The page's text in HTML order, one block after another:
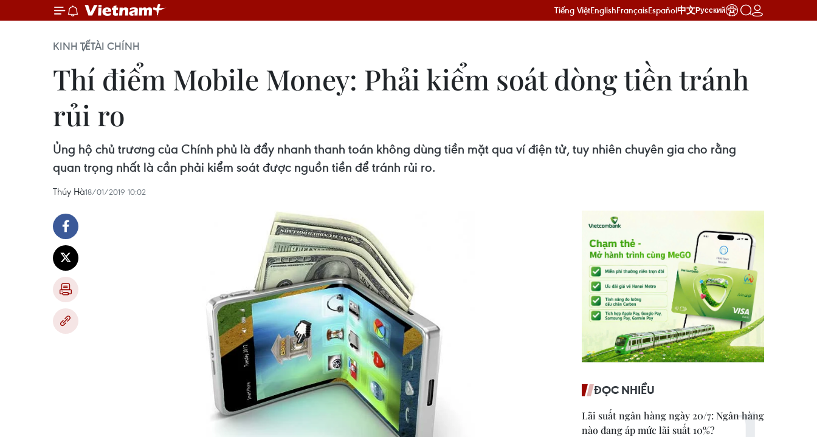
Tiếng ViệtEnglishFrançaisEspañol中文Русский
KINH TẾTÀI CHÍNH
Thí điểm Mobile Money: Phải kiểm soát dòng tiền tránh
rủi ro
Ủng hộ chủ trương của Chính phủ là đẩy nhanh thanh toán không dùng tiền mặt qua ví điện tử, tuy nhiên chuyên gia cho rằng
quan trọng nhất là cần phải kiểm soát được nguồn tiền để tránh rủi ro.
Thúy Hà18/01/2019 10:02
ĐỌC NHIỀU
Lãi suất ngân hàng ngày 20/7: Ngân hàng
nào đang áp mức lãi suất 10%?